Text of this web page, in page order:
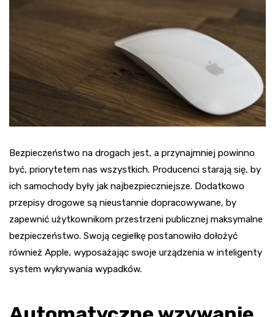
Bezpieczeństwo na drogach jest, a przynajmniej powinno
być, priorytetem nas wszystkich. Producenci starają się, by
ich samochody były jak najbezpieczniejsze. Dodatkowo
przepisy drogowe są nieustannie dopracowywane, by
zapewnić użytkownikom przestrzeni publicznej maksymalne
bezpieczeństwo. Swoją cegiełkę postanowiło dołożyć
również Apple, wyposażając swoje urządzenia w inteligenty
system wykrywania wypadków.